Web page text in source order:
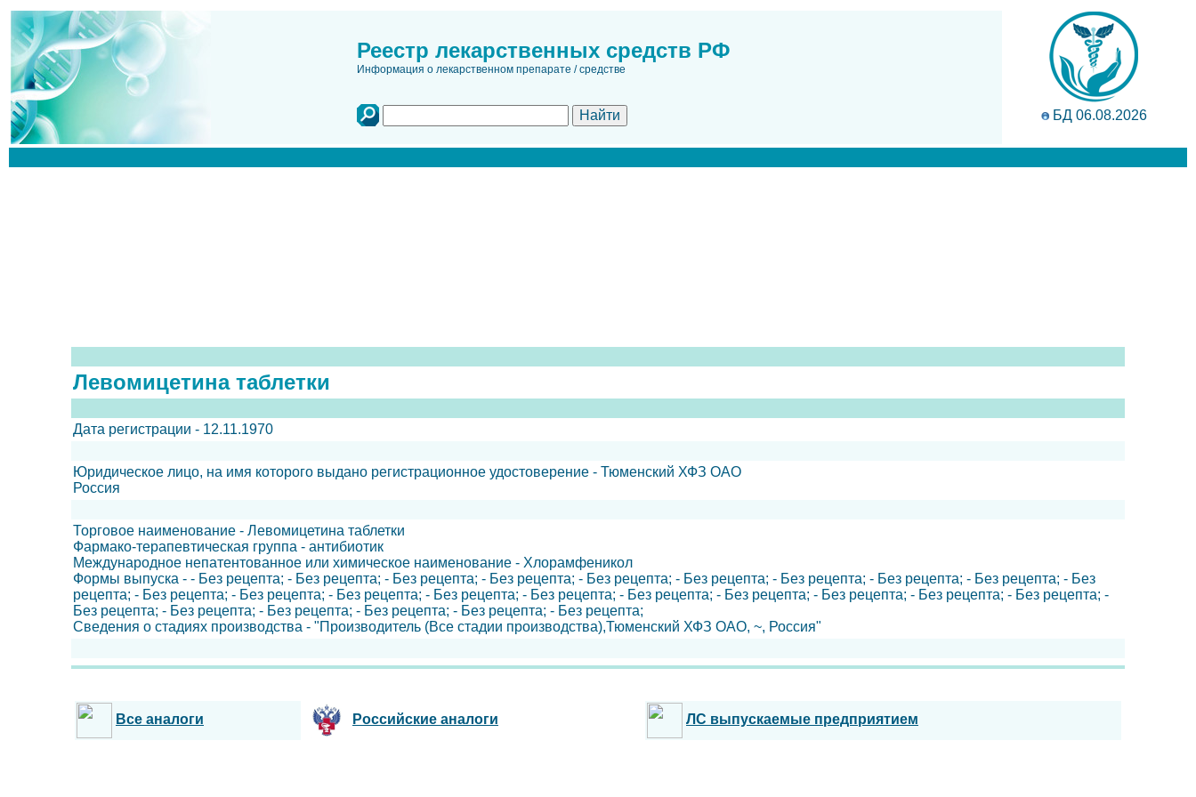
Реестр лекарственных средств РФ
Информация о лекарственном препарате / средстве
БД 06.08.2026
Левомицетина таблетки
Дата регистрации - 12.11.1970
Юридическое лицо, на имя которого выдано регистрационное удостоверение - Тюменский ХФЗ ОАО
Россия
Торговое наименование - Левомицетина таблетки
Фармако-терапевтическая группа - антибиотик
Международное непатентованное или химическое наименование - Хлорамфеникол
Формы выпуска - - Без рецепта; - Без рецепта; - Без рецепта; - Без рецепта; - Без рецепта; - Без рецепта; - Без рецепта; - Без рецепта; - Без рецепта; - Без
рецепта; - Без рецепта; - Без рецепта; - Без рецепта; - Без рецепта; - Без рецепта; - Без рецепта; - Без рецепта; - Без рецепта; - Без рецепта; - Без рецепта; -
Без рецепта; - Без рецепта; - Без рецепта; - Без рецепта; - Без рецепта; - Без рецепта;
Сведения о стадиях производства - "Производитель (Все стадии производства),Тюменский ХФЗ ОАО, ~, Россия"
Все аналоги Российские аналоги ЛС выпускаемые предприятием